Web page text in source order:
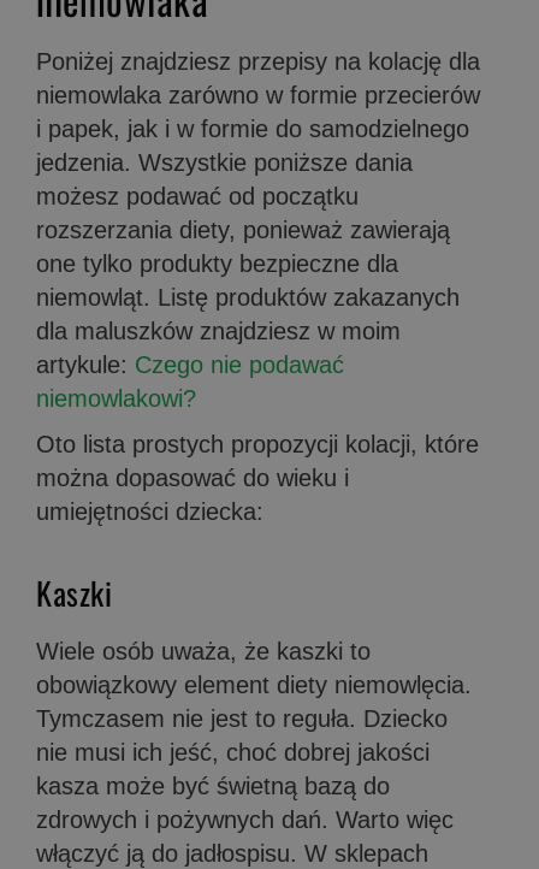
Poniżej znajdziesz przepisy na kolację dla
niemowlaka zarówno w formie przecierów
i papek, jak i w formie do samodzielnego
jedzenia. Wszystkie poniższe dania
możesz podawać od początku
rozszerzania diety, ponieważ zawierają
one tylko produkty bezpieczne dla
niemowląt. Listę produktów zakazanych
dla maluszków znajdziesz w moim
artykule: Czego nie podawać
niemowlakowi?
Oto lista prostych propozycji kolacji, które
można dopasować do wieku i
umiejętności dziecka:
Kaszki
Wiele osób uważa, że kaszki to
obowiązkowy element diety niemowlęcia.
Tymczasem nie jest to reguła. Dziecko
nie musi ich jeść, choć dobrej jakości
kasza może być świetną bazą do
zdrowych i pożywnych dań. Warto więc
włączyć ją do jadłospisu. W sklepach